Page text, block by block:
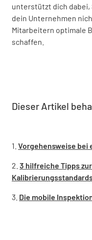
unterstützt dich dabei,
dein Unternehmen
Mitarbeitern optimale
schaffen.
Dieser Artikel
1. Vorgehensweise bei
2. 3 hilfreiche Tipps
3. Die mobile